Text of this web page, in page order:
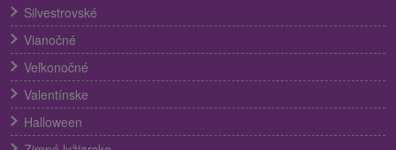
Silvestrovské
Vianočné
Veľkonočné
Valentínske
Halloween